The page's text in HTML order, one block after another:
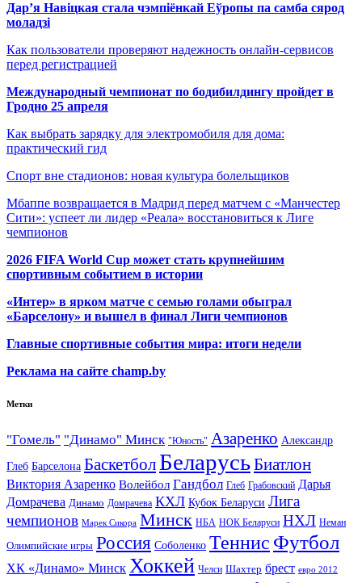
Дар’я Навіцкая стала чэмпіёнкай Еўропы па самба сярод
моладзі
Как пользователи проверяют надежность онлайн-сервисов
перед регистрацией
Международный чемпионат по бодибилдингу пройдет в
Гродно 25 апреля
Как выбрать зарядку для электромобиля для дома:
практический гид
Спорт вне стадионов: новая культура болельщиков
Мбаппе возвращается в Мадрид перед матчем с «Манчестер
Сити»: успеет ли лидер «Реала» восстановиться к Лиге
чемпионов
2026 FIFA World Cup может стать крупнейшим
спортивным событием в истории
«Интер» в ярком матче с семью голами обыграл
«Барселону» и вышел в финал Лиги чемпионов
Главные спортивные события мира: итоги недели
Реклама на сайте champ.by
Метки
"Гомель" "Динамо" Минск "Юность" Азаренко Александр
Глеб Барселона Баскетбол БеларусьБиатлон
Виктория Азаренко Волейбол Гандбол Глеб Грабовский Дарья
Домрачева Динамо Домрачева КХЛ Кубок Беларуси Лига
чемпионов Марек Сикора Минск НБА НОК Беларуси НХЛ Неман
Олимпийские игры Россия Соболенко Теннис Футбол
ХК «Динамо» Минск Хоккей Челси Шахтер брест евро 2012